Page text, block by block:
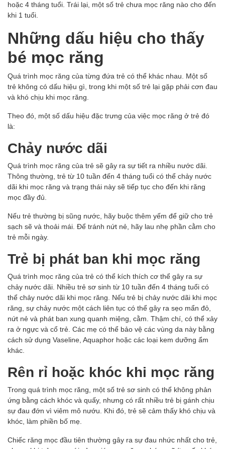
hoặc 4 tháng tuổi. Trái lại, một số trẻ chưa mọc răng nào cho đến
khi 1 tuổi.
Những dấu hiệu cho thấy
bé mọc răng
Quá trình mọc răng của từng đứa trẻ có thể khác nhau. Một số
trẻ không có dấu hiệu gì, trong khi một số trẻ lại gặp phải cơn đau
và khó chịu khi mọc răng.
Theo đó, một số dấu hiệu đặc trưng của việc mọc răng ở trẻ đó
là:
Chảy nước dãi
Quá trình mọc răng của trẻ sẽ gây ra sự tiết ra nhiều nước dãi.
Thông thường, trẻ từ 10 tuần đến 4 tháng tuổi có thể chảy nước
dãi khi mọc răng và trạng thái này sẽ tiếp tục cho đến khi răng
mọc đầy đủ.
Nếu trẻ thường bị sũng nước, hãy buộc thêm yếm để giữ cho trẻ
sạch sẽ và thoải mái. Để tránh nứt nẻ, hãy lau nhẹ phần cằm cho
trẻ mỗi ngày.
Trẻ bị phát ban khi mọc răng
Quá trình mọc răng của trẻ có thể kích thích cơ thể gây ra sự
chảy nước dãi. Nhiều trẻ sơ sinh từ 10 tuần đến 4 tháng tuổi có
thể chảy nước dãi khi mọc răng. Nếu trẻ bị chảy nước dãi khi mọc
răng, sự chảy nước một cách liên tục có thể gây ra sẹo mẩn đỏ,
nứt nẻ và phát ban xung quanh miệng, cằm. Thậm chí, có thể xảy
ra ở ngực và cổ trẻ. Các mẹ có thể bảo vệ các vùng da này bằng
cách sử dụng Vaseline, Aquaphor hoặc các loại kem dưỡng ẩm
khác.
Rên rỉ hoặc khóc khi mọc răng
Trong quá trình mọc răng, một số trẻ sơ sinh có thể không phản
ứng bằng cách khóc và quấy, nhưng có rất nhiều trẻ bị gánh chịu
sự đau đớn vì viêm mô nướu. Khi đó, trẻ sẽ cảm thấy khó chịu và
khóc, làm phiền bố mẹ.
Chiếc răng mọc đầu tiên thường gây ra sự đau nhức nhất cho trẻ,